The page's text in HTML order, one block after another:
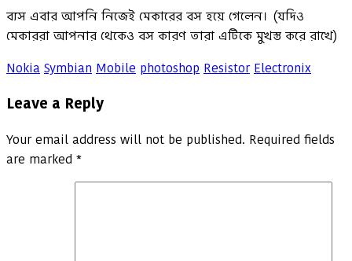
ব্যস এবার আপনি নিজেই মেকারের বস হয়ে গেলেন। (যদিও
মেকাররা আপনার থেকেও বস কারণ তারা এটিকে মুখস্ত করে রাখে)
Nokia Symbian Mobile photoshop Resistor Electronix
Leave a Reply
Your email address will not be published. Required fields
are marked *